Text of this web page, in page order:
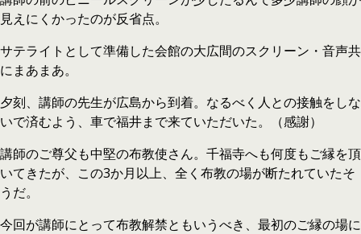
見えにくかったのが反省点。
サテライトとして準備した会館の大広間のスクリーン・音声共
にまあまあ。
夕刻、講師の先生が広島から到着。なるべく人との接触をしな
いで済むよう、車で福井まで来ていただいた。（感謝）
講師のご尊父も中堅の布教使さん。千福寺へも何度もご縁を頂
いてきたが、この3か月以上、全く布教の場が断たれていたそ
うだ。
今回が講師にとって布教解禁ともいうべき、最初のご縁の場に